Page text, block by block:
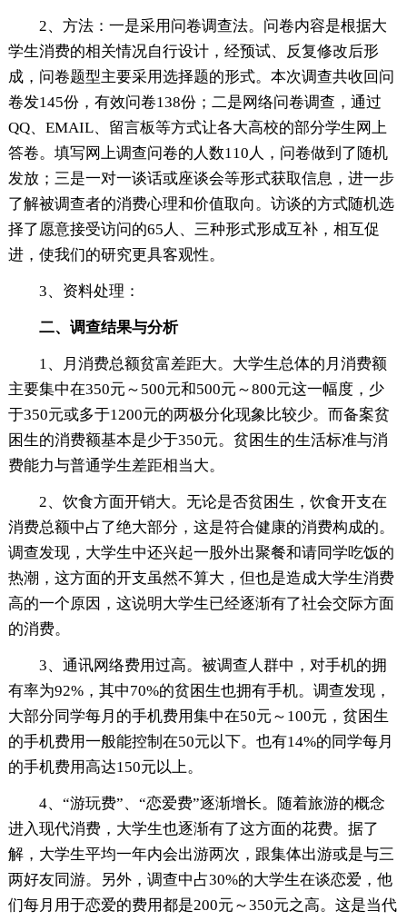
2、方法：一是采用问卷调查法。问卷内容是根据大
学生消费的相关情况自行设计，经预试、反复修改后形
成，问卷题型主要采用选择题的形式。本次调查共收回问
卷发145份，有效问卷138份；二是网络问卷调查，通过
QQ、EMAIL、留言板等方式让各大高校的部分学生网上
答卷。填写网上调查问卷的人数110人，问卷做到了随机
发放；三是一对一谈话或座谈会等形式获取信息，进一步
了解被调查者的消费心理和价值取向。访谈的方式随机选
择了愿意接受访问的65人、三种形式形成互补，相互促
进，使我们的研究更具客观性。
3、资料处理：
二、调查结果与分析
1、月消费总额贫富差距大。大学生总体的月消费额
主要集中在350元～500元和500元～800元这一幅度，少
于350元或多于1200元的两极分化现象比较少。而备案贫
困生的消费额基本是少于350元。贫困生的生活标准与消
费能力与普通学生差距相当大。
2、饮食方面开销大。无论是否贫困生，饮食开支在
消费总额中占了绝大部分，这是符合健康的消费构成的。
调查发现，大学生中还兴起一股外出聚餐和请同学吃饭的
热潮，这方面的开支虽然不算大，但也是造成大学生消费
高的一个原因，这说明大学生已经逐渐有了社会交际方面
的消费。
3、通讯网络费用过高。被调查人群中，对手机的拥
有率为92%，其中70%的贫困生也拥有手机。调查发现，
大部分同学每月的手机费用集中在50元～100元，贫困生
的手机费用一般能控制在50元以下。也有14%的同学每月
的手机费用高达150元以上。
4、“游玩费”、“恋爱费”逐渐增长。随着旅游的概念
进入现代消费，大学生也逐渐有了这方面的花费。据了
解，大学生平均一年内会出游两次，跟集体出游或是与三
两好友同游。另外，调查中占30%的大学生在谈恋爱，他
们每月用于恋爱的费用都是200元～350元之高。这是当代